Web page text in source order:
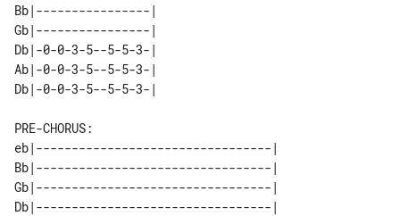
Bb|----------------|
Gb|----------------|
Db|-0-0-3-5--5-5-3-|
Ab|-0-0-3-5--5-5-3-|
PRE-CHORUS:
eb|---------------------------------|
Bb|---------------------------------|
Gb|---------------------------------|
Db|---------------------------------|